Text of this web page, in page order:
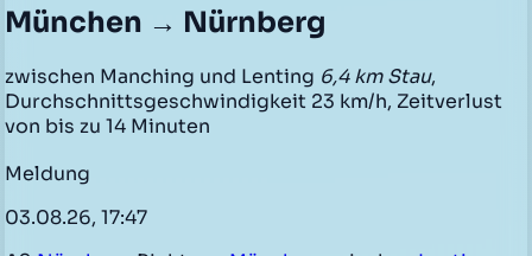
München → Nürnberg
zwischen Manching und Lenting 6,4 km Stau,
Durchschnittsgeschwindigkeit 23 km/h, Zeitverlust
von bis zu 14 Minuten
Meldung
03.08.26, 17:47